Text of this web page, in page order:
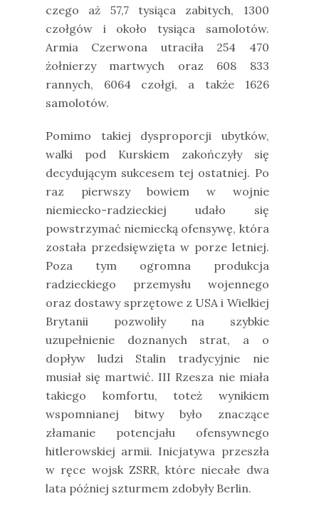
czego aż 57,7 tysiąca zabitych, 1300
czołgów i około tysiąca samolotów.
Armia Czerwona utraciła 254 470
żołnierzy martwych oraz 608 833
rannych, 6064 czołgi, a także 1626
samolotów.
Pomimo takiej dysproporcji ubytków,
walki pod Kurskiem zakończyły się
decydującym sukcesem tej ostatniej. Po
raz pierwszy bowiem w wojnie
niemiecko-radzieckiej udało się
powstrzymać niemiecką ofensywę, która
została przedsięwzięta w porze letniej.
Poza tym ogromna produkcja
radzieckiego przemysłu wojennego
oraz dostawy sprzętowe z USA i Wielkiej
Brytanii pozwoliły na szybkie
uzupełnienie doznanych strat, a o
dopływ ludzi Stalin tradycyjnie nie
musiał się martwić. III Rzesza nie miała
takiego komfortu, toteż wynikiem
wspomnianej bitwy było znaczące
złamanie potencjału ofensywnego
hitlerowskiej armii. Inicjatywa przeszła
w ręce wojsk ZSRR, które niecałe dwa
lata później szturmem zdobyły Berlin.